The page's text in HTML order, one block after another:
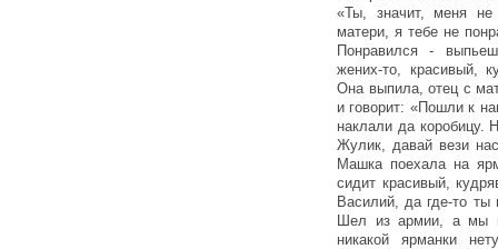
«Ты, значит, меня
матери, я тебе не
Понравился -
жених-то, красивый,
Она выпила, отец с
и говорит: «Пошли к
наклали да
Жулик, давай вези
Машка поехала на
сидит красивый,
Василий, да где-то
Шел из армии, а мы
никакой ярманки